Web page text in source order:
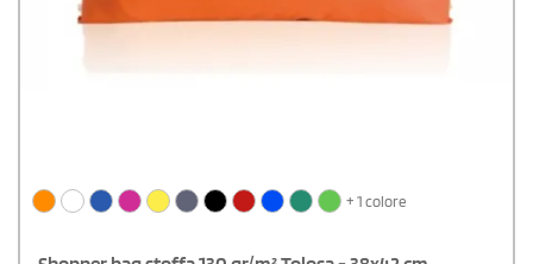
+ 1 colore